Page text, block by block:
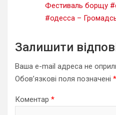
Фестиваль борщу
#одесса –
Залишити
Ваша e-mail адреса не
Обов’язкові поля позначені *
Коментар *